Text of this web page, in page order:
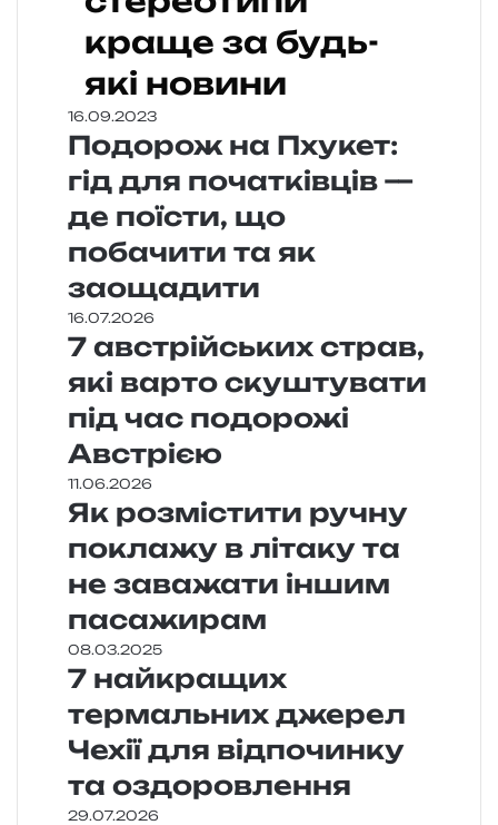
краще за будь-
які новини
16.09.2023
Подорож на Пхукет:
гід для початківців —
де поїсти, що
побачити та як
заощадити
16.07.2026
7 австрійських страв,
які варто скуштувати
під час подорожі
Австрією
11.06.2026
Як розмістити ручну
поклажу в літаку та
не заважати іншим
пасажирам
08.03.2025
7 найкращих
термальних джерел
Чехії для відпочинку
та оздоровлення
29.07.2026